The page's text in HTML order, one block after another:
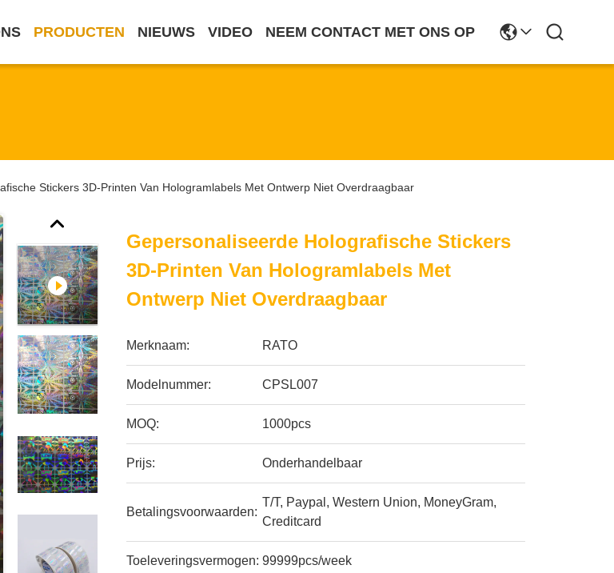
PRODUCTEN NIEUWS VIDEO NEEM CONTACT MET ONS OP
Stickers 3D-Printen Van Hologramlabels Met Ontwerp Niet Overdraagbaar
Gepersonaliseerde Holografische Stickers
3D-Printen Van Hologramlabels Met
Ontwerp Niet Overdraagbaar
Merknaam: RATO
Modelnummer: CPSL007
MOQ: 1000pcs
Prijs: Onderhandelbaar
Betalingsvoorwaarden:
T/T, Paypal, Western Union, MoneyGram,
Creditcard
Toeleveringsvermogen: 99999pcs/week